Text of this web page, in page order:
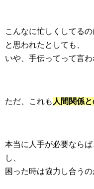
こんなに忙しくしてる
と思われたとしても、
いや、手伝ってって言
ただ、これも 人間関係
本当に人手が必要なら
し、
困った時は協力し合うの